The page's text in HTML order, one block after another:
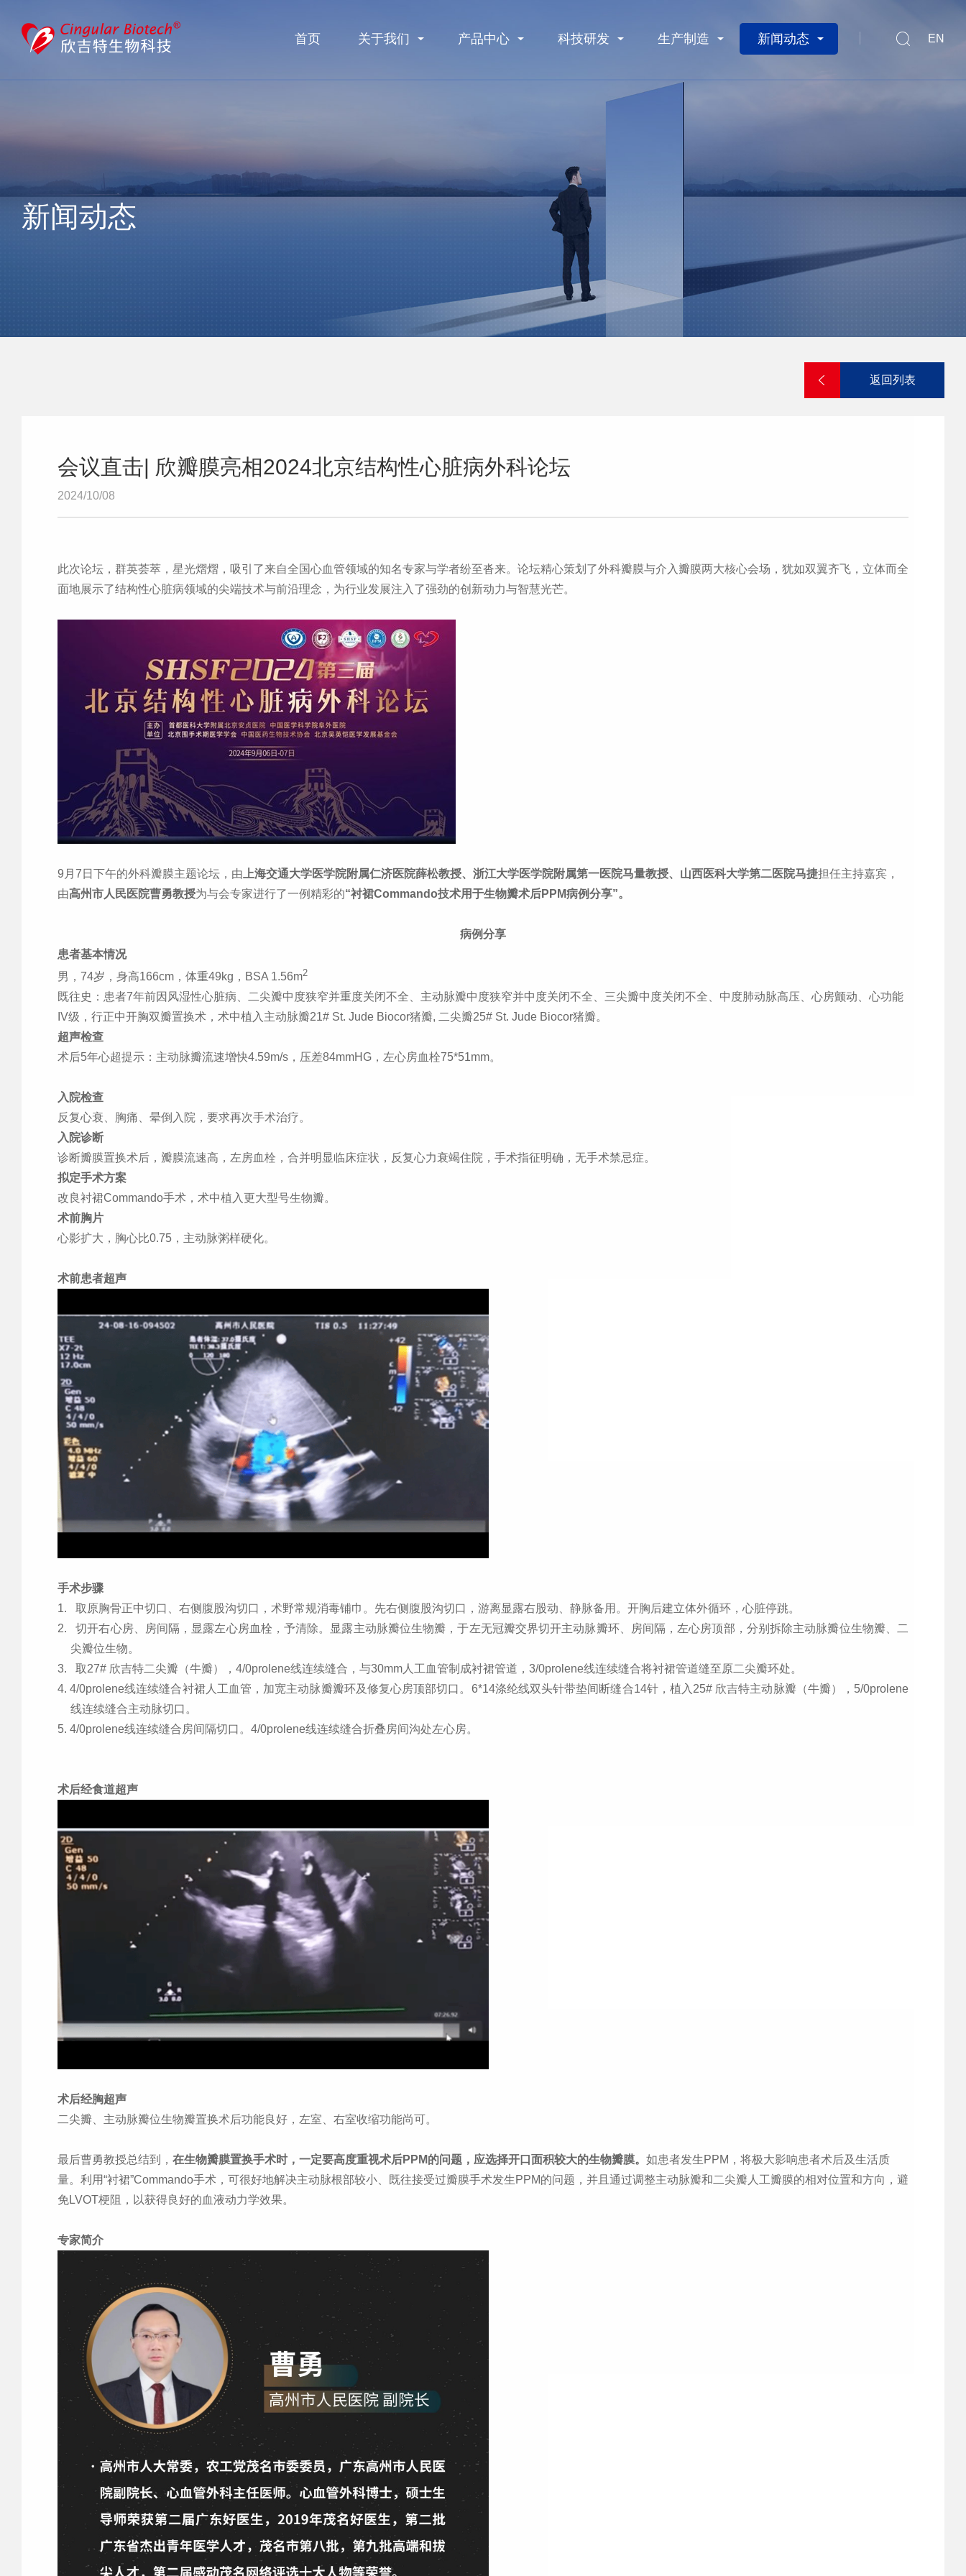
首页 关于我们 产品中心 科技研发 生产制造 新闻动态 EN
新闻动态
会议直击| 欣瓣膜亮相2024北京结构性心脏病外科论坛
2024/10/08
此次论坛，群英荟萃，星光熠熠，吸引了来自全国心血管领域的知名专家与学者纷至沓来。论坛精心策划了外科瓣膜与介入瓣膜两大核心会场，犹如双翼齐飞，立体而全
面地展示了结构性心脏病领域的尖端技术与前沿理念，为行业发展注入了强劲的创新动力与智慧光芒。
9 月 7 日下午的外科瓣膜主题论坛，由 上海交通大学医学院附属仁济医院薛松教授、浙江大学医学院附属第一医院马量教授、山西医科大学第二医院马捷担任主持嘉宾，
由高州市人民医院曹勇教授为与会专家进行了一例精彩的“衬裙Commando技术用于生物瓣术后PPM病例分享”。
病例分享
患者基本情况
男， 74岁，身高166cm ，体重49kg ， BSA 1.56m2
既往史：患者7年前因风湿性心脏病、二尖瓣中度狭窄并重度关闭不全、主动脉瓣中度狭窄并中度关闭不全、三尖瓣中度关闭不全、中度肺动脉高压、心房颤动、心功能
IV级，行正中开胸双瓣置换术，术中植入主动脉瓣21# St. Jude Biocor猪瓣, 二尖瓣25# St. Jude Biocor猪瓣。
超声检查
术后5年心超提示：主动脉瓣流速增快4.59m/s ，压差84mmHG ，左心房血栓75*51mm。
入院检查
反复心衰、胸痛、晕倒入院，要求再次手术治疗。
入院诊断
诊断瓣膜置换术后，瓣膜流速高，左房血栓，合并明显临床症状，反复心力衰竭住院，手术指征明确，无手术禁忌症。
拟定手术方案
改良衬裙Commando手术，术中植入更大型号生物瓣。
术前胸片
心影扩大，胸心比0.75 ，主动脉粥样硬化。
术前患者超声
手术步骤
1. 取原胸骨正中切口、右侧腹股沟切口，术野常规消毒铺巾。先右侧腹股沟切口，游离显露右股动、静脉备用。开胸后建立体外循环，心脏停跳。
2. 切开右心房、房间隔，显露左心房血栓，予清除。显露主动脉瓣位生物瓣，于左无冠瓣交界切开主动脉瓣环、房间隔，左心房顶部，分别拆除主动脉瓣位生物瓣、二
尖瓣位生物。
3. 取27# 欣吉特二尖瓣（牛瓣）， 4/0prolene线连续缝合，与30mm 人工血管制成衬裙管道， 3/0prolene线连续缝合将衬裙管道缝至原二尖瓣环处。
4.4/0prolene线连续缝合衬裙人工血管，加宽主动脉瓣瓣环及修复心房顶部切口。 6*14涤纶线双头针带垫间断缝合14针，植入 25# 欣吉特主动脉瓣（牛瓣）， 5/0prolene
线连续缝合主动脉切口。
5. 4/0prolene线连续缝合房间隔切口。 4/0prolene线连续缝合折叠房间沟处左心房。
术后经食道超声
术后经胸超声
二尖瓣、主动脉瓣位生物瓣置换术后功能良好，左室、右室收缩功能尚可。
最后曹勇教授总结到， 在生物瓣膜置换手术时，一定要高度重视术后PPM的问题，应选择开口面积较大的生物瓣膜。 如患者发生PPM ，将极大影响患者术后及生活质
量。利用“衬裙”Commando手术，可很好地解决主动脉根部较小、既往接受过瓣膜手术发生PPM的问题，并且通过调整主动脉瓣和二尖瓣人工瓣膜的相对位置和方向，避
免LVOT梗阻，以获得良好的血液动力学效果。
专家简介
返回列表